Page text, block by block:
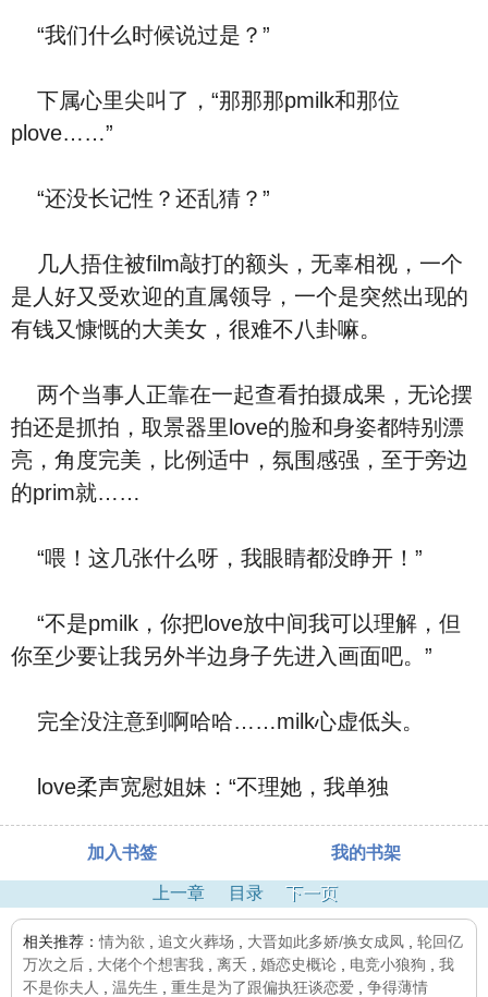
“我们什么时候说过是？”
下属心里尖叫了，“那那那pmilk和那位
plove……”
“还没长记性？还乱猜？”
几人捂住被film敲打的额头，无辜相视，一个
是人好又受欢迎的直属领导，一个是突然出现的
有钱又慷慨的大美女，很难不八卦嘛。
两个当事人正靠在一起查看拍摄成果，无论摆
拍还是抓拍，取景器里love的脸和身姿都特别漂
亮，角度完美，比例适中，氛围感强，至于旁边
的prim就……
“喂！这几张什么呀，我眼睛都没睁开！”
“不是pmilk，你把love放中间我可以理解，但
你至少要让我另外半边身子先进入画面吧。”
完全没注意到啊哈哈……milk心虚低头。
love柔声宽慰姐妹：“不理她，我单独
加入书签 我的书架
上一章 目录 下一页
相关推荐：情为欲 追文火葬场 大晋如此多娇/换女成凤
轮回亿
万次之后
大佬个个想害我 离夭 婚恋史概论 电竞小狼狗
我
不是你夫人
温先生 重生是为了跟偏执狂谈恋爱 争得薄情